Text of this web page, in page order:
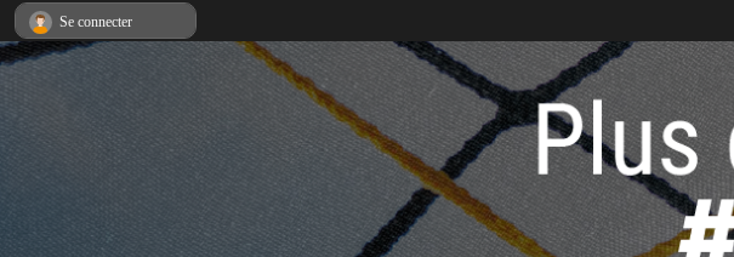
Se connecter
Panneau de gestion des cookies